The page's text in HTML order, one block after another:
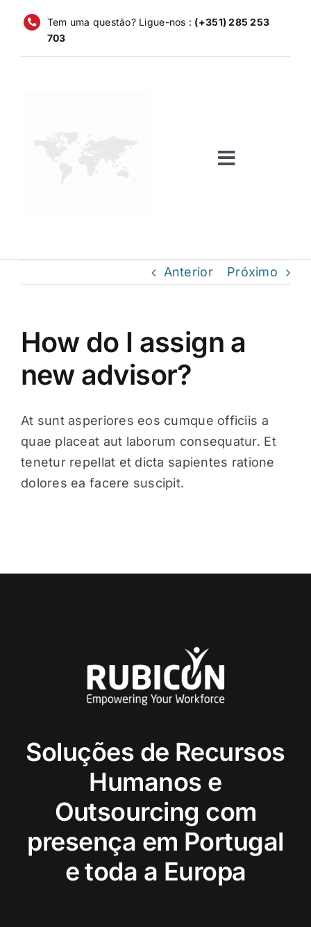
para
Tem uma questão? Ligue-nos : (+351) 285 253
703
Alternar
Empresas
Candidatos
Ofertas
Contacto
Anterior Próximo
How do I assign a
new advisor?
At sunt asperiores eos cumque officiis a
quae placeat aut laborum consequatur. Et
tenetur repellat et dicta sapientes ratione
dolores ea facere suscipit.
Soluções de Recursos
Humanos e
Outsourcing com
presença em Portugal
e toda a Europa